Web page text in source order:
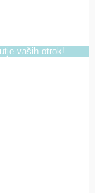
vaših otrok!